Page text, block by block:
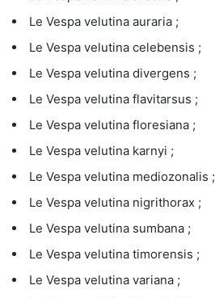
Le Vespa velutina auraria ;
Le Vespa velutina celebensis ;
Le Vespa velutina divergens ;
Le Vespa velutina flavitarsus ;
Le Vespa velutina floresiana ;
Le Vespa velutina karnyi ;
Le Vespa velutina mediozonalis ;
Le Vespa velutina nigrithorax ;
Le Vespa velutina sumbana ;
Le Vespa velutina timorensis ;
Le Vespa velutina variana ;